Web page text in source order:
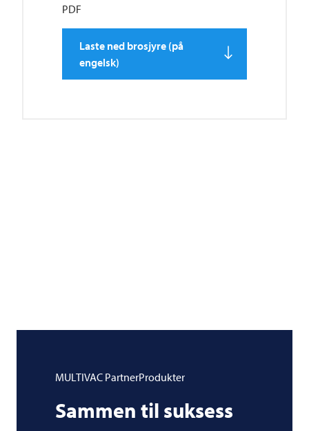
PDF
Laste ned brosjyre (på
engelsk)
MULTIVAC PartnerProdukter
Sammen til suksess